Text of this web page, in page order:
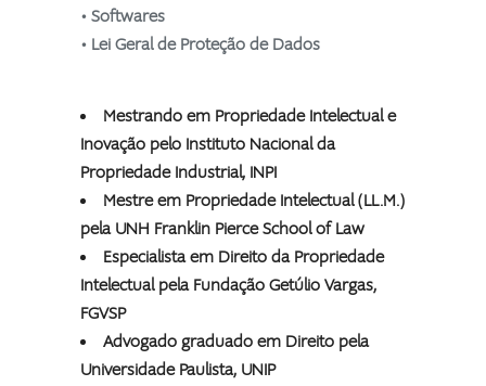
• Softwares
• Lei Geral de Proteção de Dados
Mestrando em Propriedade Intelectual e
Inovação pelo Instituto Nacional da
Propriedade Industrial, INPI
Mestre em Propriedade Intelectual (LL.M.)
pela UNH Franklin Pierce School of Law
Especialista em Direito da Propriedade
Intelectual pela Fundação Getúlio Vargas,
FGVSP
Advogado graduado em Direito pela
Universidade Paulista, UNIP